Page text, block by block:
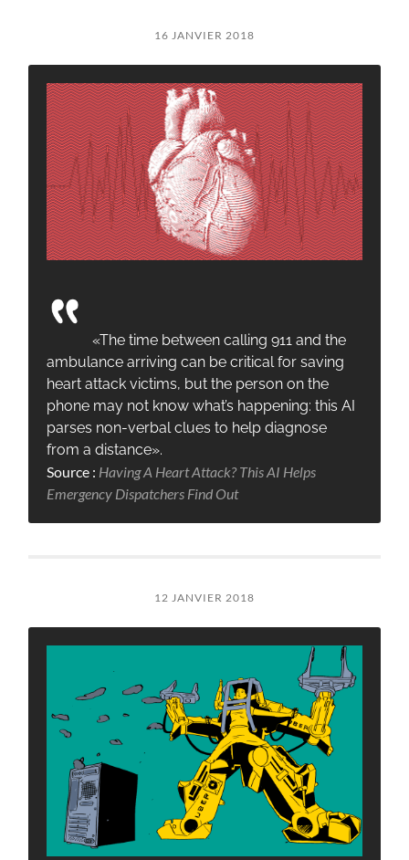
16 JANVIER 2018
«The time between calling 911 and the
ambulance arriving can be critical for saving
heart attack victims, but the person on the
phone may not know what’s happening: this AI
parses non-verbal clues to help diagnose
from a distance».
Source : Having A Heart Attack? This AI Helps
Emergency Dispatchers Find Out
12 JANVIER 2018